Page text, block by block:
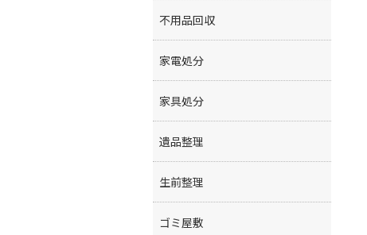
不用品回収
家電処分
家具処分
遺品整理
生前整理
ゴミ屋敷